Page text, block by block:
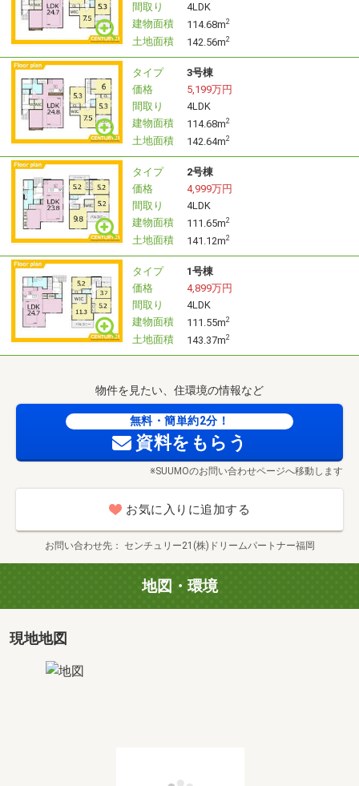
何でもお気軽にご相談下さい。理想のお住替え・売却を
経験10年以上のスタッフがお手伝い致します！
【ご予約・お問い合わせ】
WEB／電話／で受付中。
営業時間外の見学や最寄駅・ご自宅への送迎も対応。
「まずは話だけ聞きたい」でも大歓迎です！
間取り
4LDK
建物面積
114.68m2
土地面積 142.56m2
タイプ
3号棟
価格
5,199万円
間取り
4LDK
建物面積
114.68m2
土地面積 142.64m2
タイプ
2号棟
価格
4,999万円
間取り
4LDK
建物面積
111.65m2
土地面積 141.12m2
タイプ
1号棟
価格
4,899万円
間取り
4LDK
建物面積
111.55m2
土地面積 143.37m2
物件を見たい、住環境の情報など
無料・簡単約2分！
資料をもらう
※SUUMOのお問い合わせページへ移動します
お気に入りに追加する
お問い合わせ先 センチュリー21(株)ドリームパートナー福岡
地図・環境
現地地図